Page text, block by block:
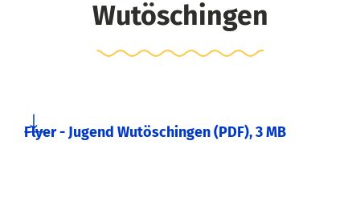
Wutöschingen
Flyer - Jugend Wutöschingen (PDF), 3 MB